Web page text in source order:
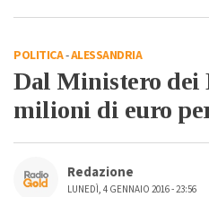
POLITICA-ALESSANDRIA
Dal Ministero
milioni di euro
Redazione
LUNEDÌ, 4 GENNAIO 2016 - 23:56